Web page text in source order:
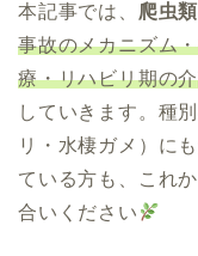
本記事では、 爬虫
事故のメカニズム
療・リハビリ期の
していきます。種
リ・水棲ガメ）に
ている方も、これ
合いください